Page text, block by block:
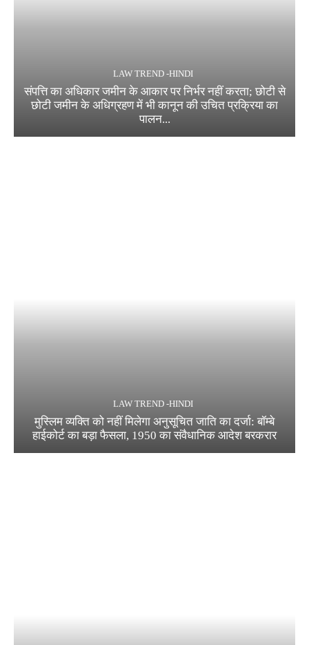
LAW TREND -HINDI
संपत्ति का अधिकार जमीन के आकार पर निर्भर नहीं करता; छोटी से
छोटी जमीन के अधिग्रहण में भी कानून की उचित प्रक्रिया का
पालन...
LAW TREND -HINDI
मुस्लिम व्यक्ति को नहीं मिलेगा अनुसूचित जाति का दर्जा: बॉम्बे
हाईकोर्ट का बड़ा फैसला, 1950 का संवैधानिक आदेश बरकरार